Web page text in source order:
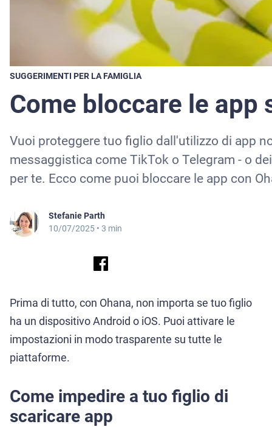
SUGGERIMENTI PER LA FAMIGLIA
Come bloccare le
Vuoi proteggere tuo figlio dall'utilizzo di app
messaggistica come TikTok o Telegram - o
per te. Ecco come puoi bloccare le app con
Stefanie Parth
10/07/2025 • 3 min
Prima di tutto, con Ohana, non importa se tuo figlio
ha un dispositivo Android o iOS. Puoi attivare le
impostazioni in modo trasparente su tutte le
piattaforme.
Come impedire a tuo figlio di
scaricare app